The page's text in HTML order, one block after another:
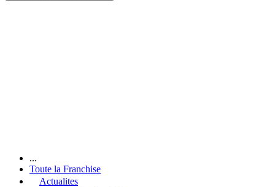
...
Toute la Franchise
Actualites